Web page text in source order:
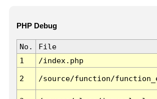
PHP Debug
No. File
1
/index.php
2 /source/function/